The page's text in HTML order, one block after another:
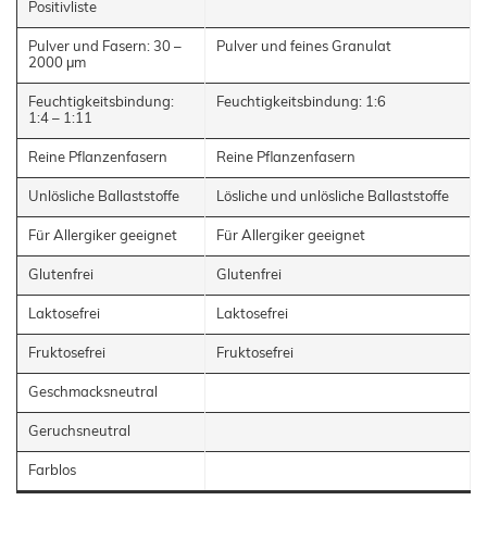
Positivliste
Pulver und Fasern: 30 –
2000 μm
Pulver und feines Granulat
Feuchtigkeitsbindung:
1:4 – 1:11
Feuchtigkeitsbindung: 1:6
Reine Pflanzenfasern Reine Pflanzenfasern
Unlösliche Ballaststoffe Lösliche und unlösliche Ballaststoffe
Für Allergiker geeignet Für Allergiker geeignet
Glutenfrei Glutenfrei
Laktosefrei Laktosefrei
Fruktosefrei Fruktosefrei
Geschmacksneutral
Geruchsneutral
Farblos